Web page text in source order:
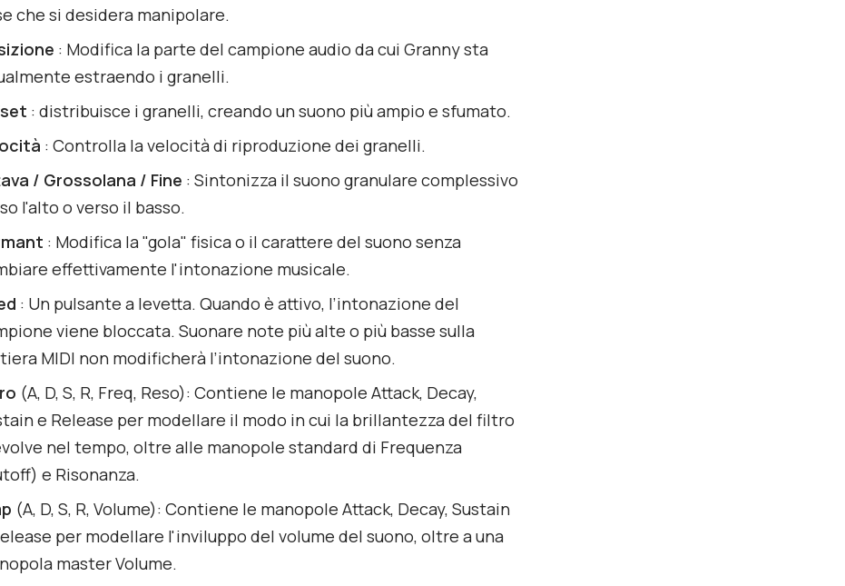
che si desidera manipolare.
: Modifica la parte del campione audio da cui Granny sta
estraendo i granelli.
: distribuisce i granelli, creando un suono più ampio e sfumato.
: Controlla la velocità di riproduzione dei granelli.
/ Grossolana / Fine : Sintonizza il suono granulare complessivo
l'alto o verso il basso.
: Modifica la "gola" fisica o il carattere del suono senza
effettivamente l'intonazione musicale.
: Un pulsante a levetta. Quando è attivo, l’intonazione del
viene bloccata. Suonare note più alte o più basse sulla
MIDI non modificherà l’intonazione del suono.
(A, D, S, R, Freq, Reso): Contiene le manopole Attack, Decay,
e Release per modellare il modo in cui la brillantezza del filtro
nel tempo, oltre alle manopole standard di Frequenza
e Risonanza.
(A, D, S, R, Volume): Contiene le manopole Attack, Decay, Sustain
per modellare l'inviluppo del volume del suono, oltre a una
master Volume.